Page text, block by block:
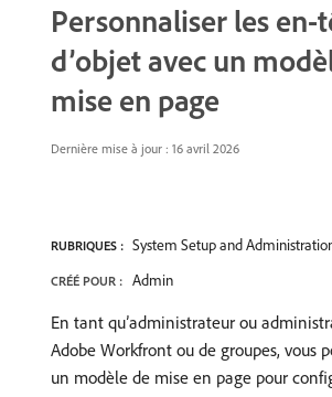
Personnaliser les en-
d’objet avec un
mise en page
Dernière mise à jour : 16 avril 2026
RUBRIQUES : System Setup and
CRÉÉ POUR : Admin
En tant qu’administrateur ou
Adobe Workfront ou de groupes, vous
un modèle de mise en page pour